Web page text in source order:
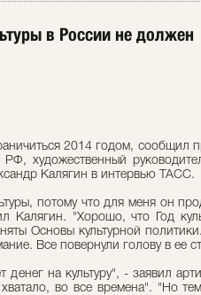
в России не должен
2014 годом, сообщил
художественный
Калягин в интервью ТАСС.
потому что для меня он
Калягин. "Хорошо, что Год
Основы культурной
Все повернули голову в ее
денег на культуру", - заявил
во все времена". "Но